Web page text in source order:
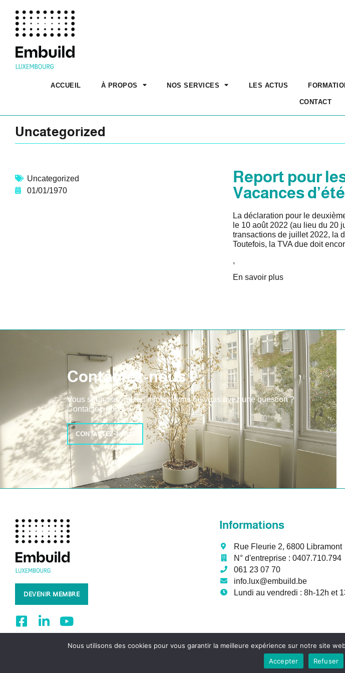
ACCUEIL À PROPOS NOS SERVICES LES ACTUS
CONTACT
Uncategorized
Uncategorized
01/01/1970
Report pour
Vacances
La déclaration pour le
le 10 août 2022 (au lieu du 20
transactions de juillet 2022, la
Toutefois, la TVA due doit
,
En savoir plus
Contactez-nous !
Vous souhaitez plus d’informations ou vous avez une question ?
Contactez-nous.
CONTACTEZ-NOUS
DEVENIR MEMBRE
Informations
Rue Fleurie 2, 6800 Libramont
N° d'entreprise : 0407.710.794
061 23 07 70
info.lux@embuild.be
Lundi au vendredi : 8h-12h et
Nous utilisons des cookies pour vous garantir la meilleure expérience sur notre site
Accepter
Refuser